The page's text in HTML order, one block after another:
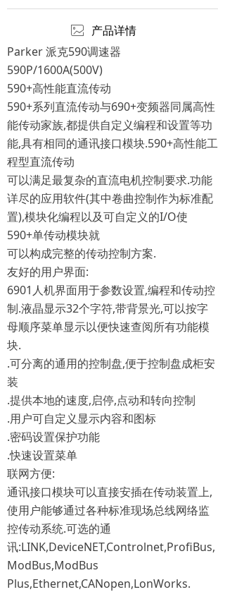
产品详情
Parker 派克590调速器
590P/1600A(500V)
590+高性能直流传动
590+系列直流传动与690+变频器同属高性
能传动家族,都提供自定义编程和设置等功
能,具有相同的通讯接口模块.590+高性能工
程型直流传动
可以满足最复杂的直流电机控制要求.功能
详尽的应用软件(其中卷曲控制作为标准配
置),模块化编程以及可自定义的I/O使
590+单传动模块就
可以构成完整的传动控制方案.
友好的用户界面:
6901人机界面用于参数设置,编程和传动控
制.液晶显示32个字符,带背景光,可以按字
母顺序菜单显示以便快速查阅所有功能模
块.
.可分离的通用的控制盘,便于控制盘成柜安
装
.提供本地的速度,启停,点动和转向控制
.用户可自定义显示内容和图标
.密码设置保护功能
.快速设置菜单
联网方便:
通讯接口模块可以直接安插在传动装置上,
使用户能够通过各种标准现场总线网络监
控传动系统.可选的通
讯:LINK,DeviceNET,Controlnet,ProfiBus,
ModBus,ModBus
Plus,Ethernet,CANopen,LonWorks.
ꂈ